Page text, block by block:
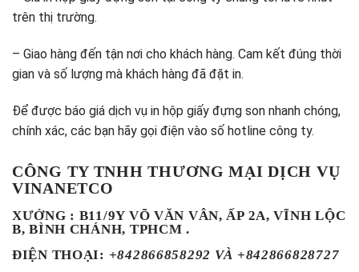
trên thị trường.
– Giao hàng đến tận nơi cho khách hàng. Cam kết đúng thời
gian và số lượng mà khách hàng đã đặt in.
Để được báo giá dịch vụ in hộp giấy đựng son nhanh chóng,
chính xác, các bạn hãy gọi điện vào số hotline công ty.
CÔNG TY TNHH THƯƠNG MẠI DỊCH VỤ
VINANETCO
XƯỞNG : B11/9Y VÕ VĂN VÂN, ẤP 2A, VĨNH LỘC
B, BÌNH CHÁNH, TPHCM .
ĐIỆN THOẠI: +842866858292 VÀ +842866828727